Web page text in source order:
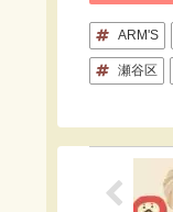
ARM'S
瀬谷区